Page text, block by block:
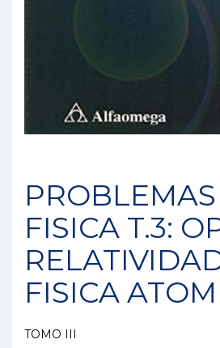
FISICA T.3:
FISICA
TOMO III